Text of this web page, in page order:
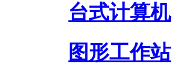
台式计算机
图形工作站